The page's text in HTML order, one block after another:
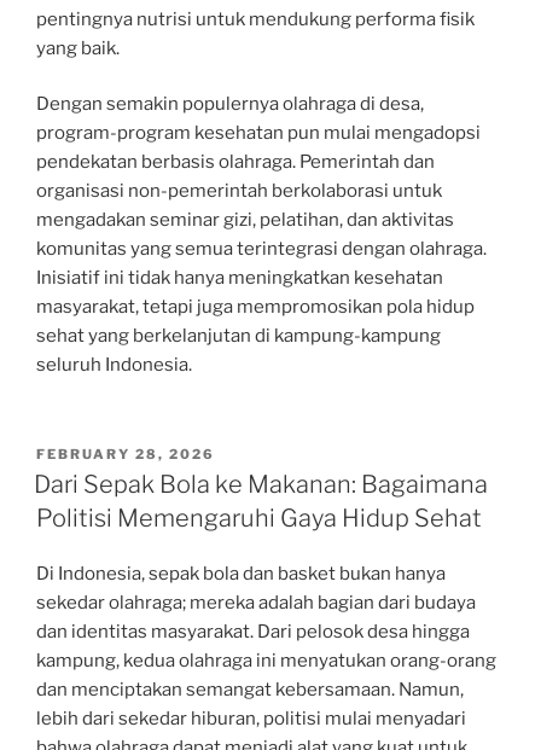
pentingnya nutrisi untuk mendukung performa fisik
yang baik.
Dengan semakin populernya olahraga di desa,
program-program kesehatan pun mulai mengadopsi
pendekatan berbasis olahraga. Pemerintah dan
organisasi non-pemerintah berkolaborasi untuk
mengadakan seminar gizi, pelatihan, dan aktivitas
komunitas yang semua terintegrasi dengan olahraga.
Inisiatif ini tidak hanya meningkatkan kesehatan
masyarakat, tetapi juga mempromosikan pola hidup
sehat yang berkelanjutan di kampung-kampung
seluruh Indonesia.
POSTED
ON
FEBRUARY 28, 2026
Dari Sepak Bola ke Makanan: Bagaimana
Politisi Memengaruhi Gaya Hidup Sehat
Di Indonesia, sepak bola dan basket bukan hanya
sekedar olahraga; mereka adalah bagian dari budaya
dan identitas masyarakat. Dari pelosok desa hingga
kampung, kedua olahraga ini menyatukan orang-orang
dan menciptakan semangat kebersamaan. Namun,
lebih dari sekedar hiburan, politisi mulai menyadari